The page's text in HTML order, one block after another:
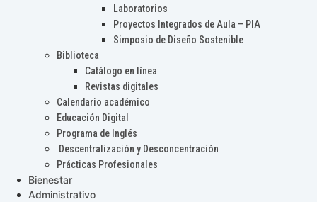
Laboratorios
Proyectos Integrados de Aula – PIA
Simposio de Diseño Sostenible
Biblioteca
Catálogo en línea
Revistas digitales
Calendario académico
Educación Digital
Programa de Inglés
Descentralización y Desconcentración
Prácticas Profesionales
Bienestar
Administrativo